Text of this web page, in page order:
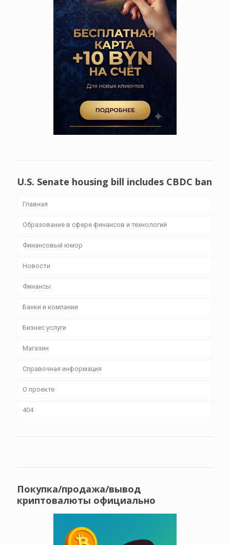
U.S. Senate housing bill includes CBDC ban
Главная
Образование в сфере финансов и технологий
Финансовый юмор
Новости
Финансы
Банки и компании
Бизнес уcлуги
Магазин
Справочная информация
О проекте
404
Покупка/продажа/вывод
криптовалюты официально